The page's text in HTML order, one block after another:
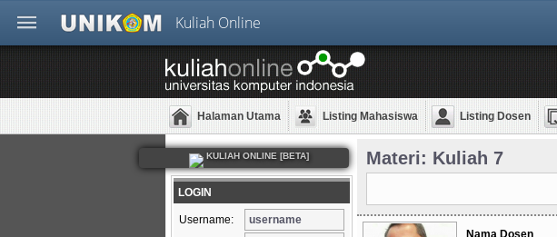
Kuliah Online
Halaman Utama Listing Mahasiswa Listing Dosen
KULIAH ONLINE [BETA]
LOGIN
Username:
Materi: Kuliah 7
Nama Dosen